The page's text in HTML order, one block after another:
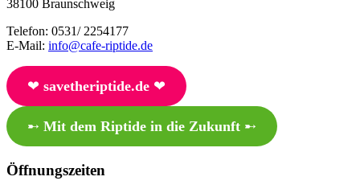
38100 Braunschweig
Telefon: 0531/ 2254177
E-Mail: info@cafe-riptide.de
❤︎ savetheriptide.de❤︎
➸ Mit dem Riptide in die Zukunft➸
Öffnungszeiten